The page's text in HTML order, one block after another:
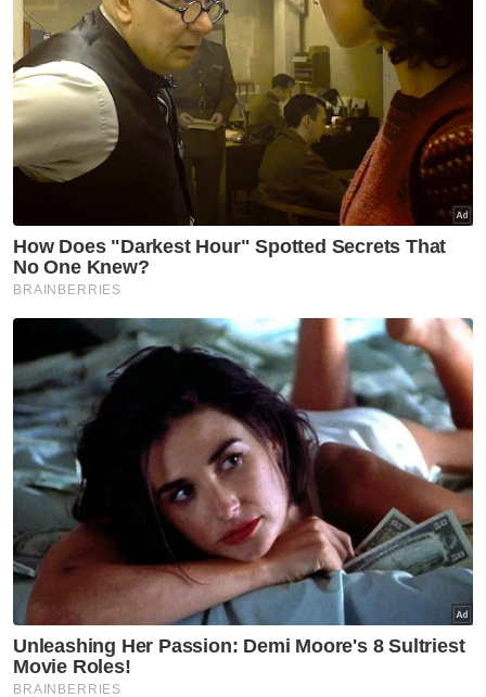
Nasional
Harap pengumuman PM fokus
tiga komponen utama
melibatkan struktur ATM -
Menteri Pertahanan
Nasional
Tindakan sita kontena muatan
ke Israel bukti ketegasan
Malaysia - Anwar
Nasional
JMD 2026 perkasa rakyat ke
Isu import udang Thailand
dijangka selesai pertengahan
bulan ini – Mohamad Sabu